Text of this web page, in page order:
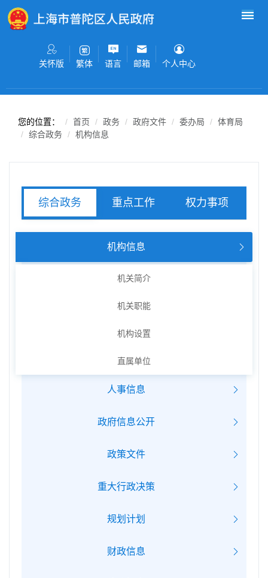
无障碍操作说明
关怀版 繁体 语言 邮箱 个人中心
您的位置： 首页 政务 政府文件 委办局
体育局
综合政务
机构信息
综合政务 重点工作 权力事项
机构信息
机关简介
机关职能
机构设置
直属单位
人事信息
政府信息公开
政策文件
重大行政决策
规划计划
财政信息